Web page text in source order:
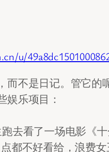
u/
而不是日记。管它的
娱乐项目：
跑去看了一场电影《
都不好看给，浪费女